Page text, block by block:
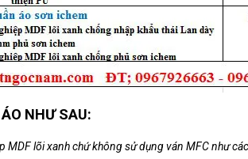
NHƯ SAU:
lõi xanh chứ không sử dụng ván MFC như